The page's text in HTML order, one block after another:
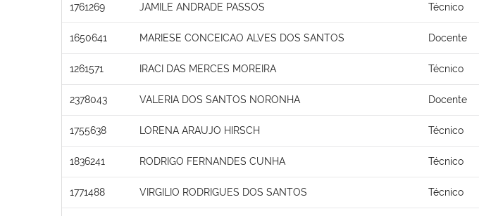
1761269 JAMILE ANDRADE PASSOS Técnico
1650641 MARIESE CONCEICAO ALVES DOS SANTOS Docente
1261571 IRACI DAS MERCES MOREIRA Técnico
2378043 VALERIA DOS SANTOS NORONHA Docente
1755638 LORENA ARAUJO HIRSCH Técnico
1836241 RODRIGO FERNANDES CUNHA Técnico
1771488 VIRGILIO RODRIGUES DOS SANTOS Técnico